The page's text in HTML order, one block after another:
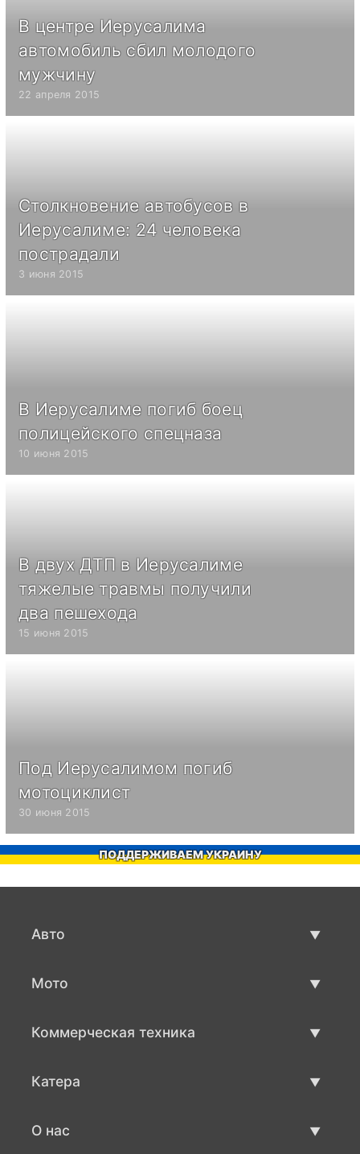
В центре Иерусалима
автомобиль сбил молодого
мужчину
22 апреля 2015
Столкновение автобусов в
Иерусалиме: 24 человека
пострадали
3 июня 2015
В Иерусалиме погиб боец
полицейского спецназа
10 июня 2015
В двух ДТП в Иерусалиме
тяжелые травмы получили
два пешехода
15 июня 2015
Под Иерусалимом погиб
мотоциклист
30 июня 2015
ПОДДЕРЖИВАЕМ УКРАИНУ
Авто
Мото
Коммерческая техника
Катера
О нас